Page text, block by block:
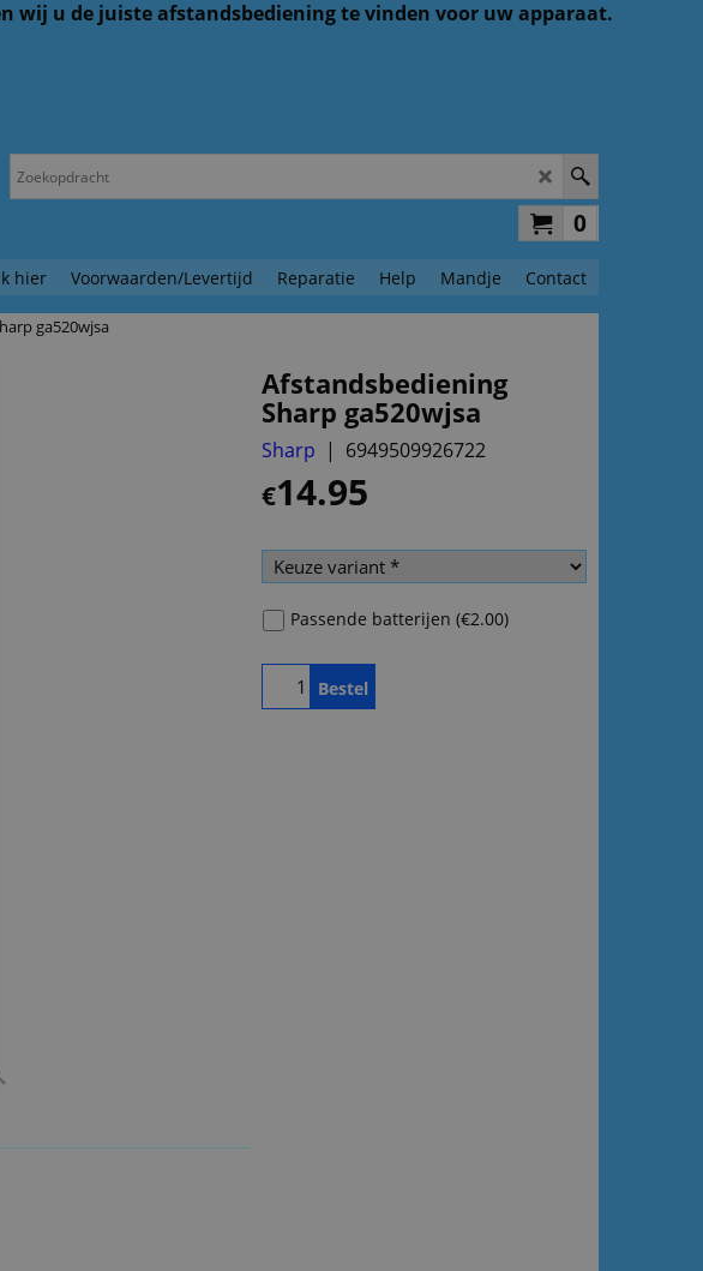
wij u de juiste afstandsbediening te vinden voor uw apparaat.
0
hier Voorwaarden/Levertijd Reparatie Help Mandje Contact
ga520wjsa
Afstandsbediening
Sharp ga520wjsa
Sharp 6949509926722
€14.95
Passende batterijen (€2.00)
Bestel